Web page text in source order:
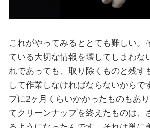
これがやってみるととても難しい。
ている大切な情報を壊してしまわな
れであっても、取り除くものと残す
して作業しなければならないからで
プに2ヶ月くらいかかったものもあ
てクリーンナップを終えたものは、